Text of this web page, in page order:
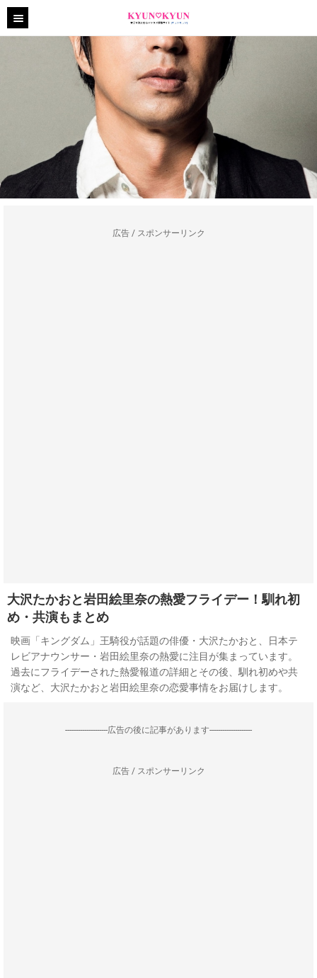
広告 / スポンサーリンク
大沢たかおと岩田絵里奈の熱愛フライデー！馴れ初
め・共演もまとめ
映画「キングダム」王騎役が話題の俳優・大沢たかおと、日本テ
レビアナウンサー・岩田絵里奈の熱愛に注目が集まっています。
過去にフライデーされた熱愛報道の詳細とその後、馴れ初めや共
演など、大沢たかおと岩田絵里奈の恋愛事情をお届けします。
--------------------広告の後に記事があります--------------------
広告 / スポンサーリンク